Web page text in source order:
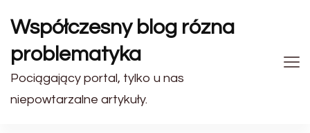
Współczesny blog rózna
problematyka
Pociągający portal, tylko u nas
niepowtarzalne artykuły.